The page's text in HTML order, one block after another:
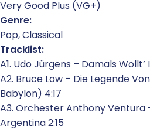
Very Good Plus (VG+)
Genre:
Pop, Classical
Tracklist:
A1. Udo Jürgens – Damals
A2. Bruce Low – Die Legende
Babylon) 4:17
A3. Orchester Anthony Ventura
Argentina 2:15